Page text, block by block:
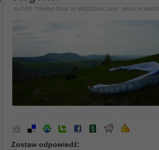
AUTOR: TOMSKI DNIA 30 WRZEŚNIA 2016 BRAK
Zostaw odpowiedź: